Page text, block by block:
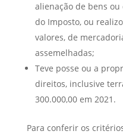
alienação de bens
do Imposto, ou
valores, de
assemelhadas;
Teve posse ou a
direitos, inclusive
300.000,00 em 2021.
Para conferir os